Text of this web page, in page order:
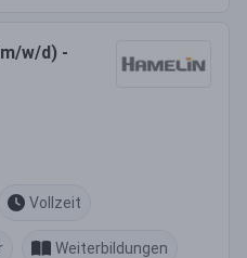
w/d) -
Vollzeit
Weiterbildungen